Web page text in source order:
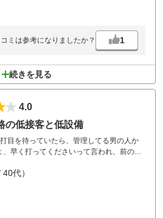
ミは参考になりましたか？ 1
続きを見る
4.0
の低接客と低設備
目を待っていたら、管理してる男の人か
、早く打ってくださいって言われ、前の組
タートの時間も前倒し。カート道路もい
40代）